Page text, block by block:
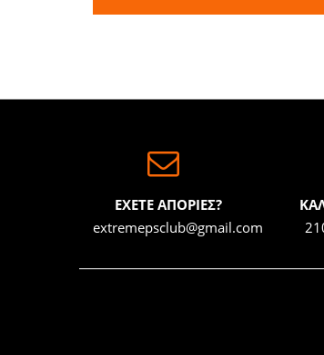
ΕΧΕΤΕ ΑΠΟΡΙΕΣ?
extremepsclub@gmail.com